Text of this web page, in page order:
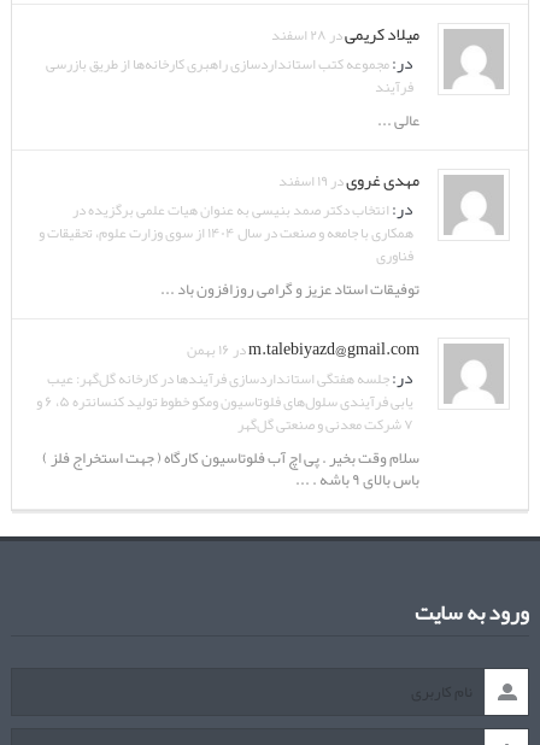
میلاد کریمیدر ۲۸ اسفند
در:مجموعه کتب استانداردسازی راهبری کارخانه‌ها از طریق بازرسی
فرآیند
عالی ...
مهدی غرویدر ۱۹ اسفند
در:انتخاب دکتر صمد بنیسی به عنوان هیات علمی برگزیده در
همکاری با جامعه و صنعت در سال ۱۴۰۴ از سوی وزارت علوم، تحقیقات و
فناوری
توفیقات استاد عزیز و گرامی روزافزون باد ...
m.talebiyazd@gmail.comدر ۱۶ بهمن
در:جلسه هفتگی استانداردسازی فرآیندها در کارخانه گل‌گهر: عیب
یابی فرآیندی سلول‌های فلوتاسیون ومکو خطوط تولید کنسانتره ۵، ۶ و
۷ شرکت معدنی و صنعتی گل‌گهر
سلام وقت بخیر . پی اچ آب فلوتاسیون کارگاه ( جهت استخراج فلز )
باس بالای ۹ باشه . ...
ورود به سایت